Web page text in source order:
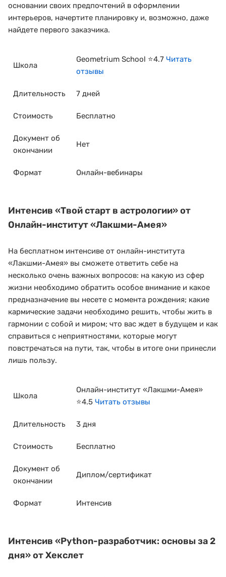
основании своих предпочтений в оформлении
интерьеров, начертите планировку и, возможно, даже
найдете первого заказчика.
Школа
Geometrium School ⭐4.7 Читать
отзывы
Длительность 7 дней
Стоимость Бесплатно
Документ об
окончании
Нет
Формат Онлайн-вебинары
Интенсив «Твой старт в астрологии»от
Онлайн-институт «Лакшми-Амея»
На бесплатном интенсиве от онлайн-института
«Лакшми-Амея» вы сможете ответить себе на
несколько очень важных вопросов: на какую из сфер
жизни необходимо обратить особое внимание и какое
предназначение вы несете с момента рождения; какие
кармические задачи необходимо решить, чтобы жить в
гармонии с собой и миром; что вас ждет в будущем и как
справиться с неприятностями, которые могут
повстречаться на пути, так, чтобы в итоге они принесли
лишь пользу.
Школа
Онлайн-институт «Лакшми-Амея»
⭐4.5 Читать отзывы
Длительность 3 дня
Стоимость Бесплатно
Документ об
окончании
Диплом/сертификат
Формат Интенсив
Интенсив «Python-разработчик: основы за 2
дня»от Хекслет